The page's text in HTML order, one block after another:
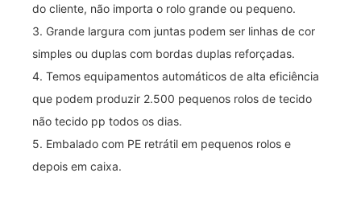
do cliente, não importa o rolo grande ou pequeno.
3. Grande largura com juntas podem ser linhas de cor
simples ou duplas com bordas duplas reforçadas.
4. Temos equipamentos automáticos de alta eficiência
que podem produzir 2.500 pequenos rolos de tecido
não tecido pp todos os dias.
5. Embalado com PE retrátil em pequenos rolos e
depois em caixa.